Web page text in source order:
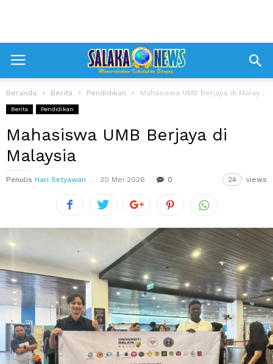
Beranda Berita Pendidikan Mahasiswa UMB Berjaya di Malaysia
Berita Pendidikan
Mahasiswa UMB Berjaya di
Malaysia
Penulis Hari Setyawan 30 Mei 2026 0 24 views